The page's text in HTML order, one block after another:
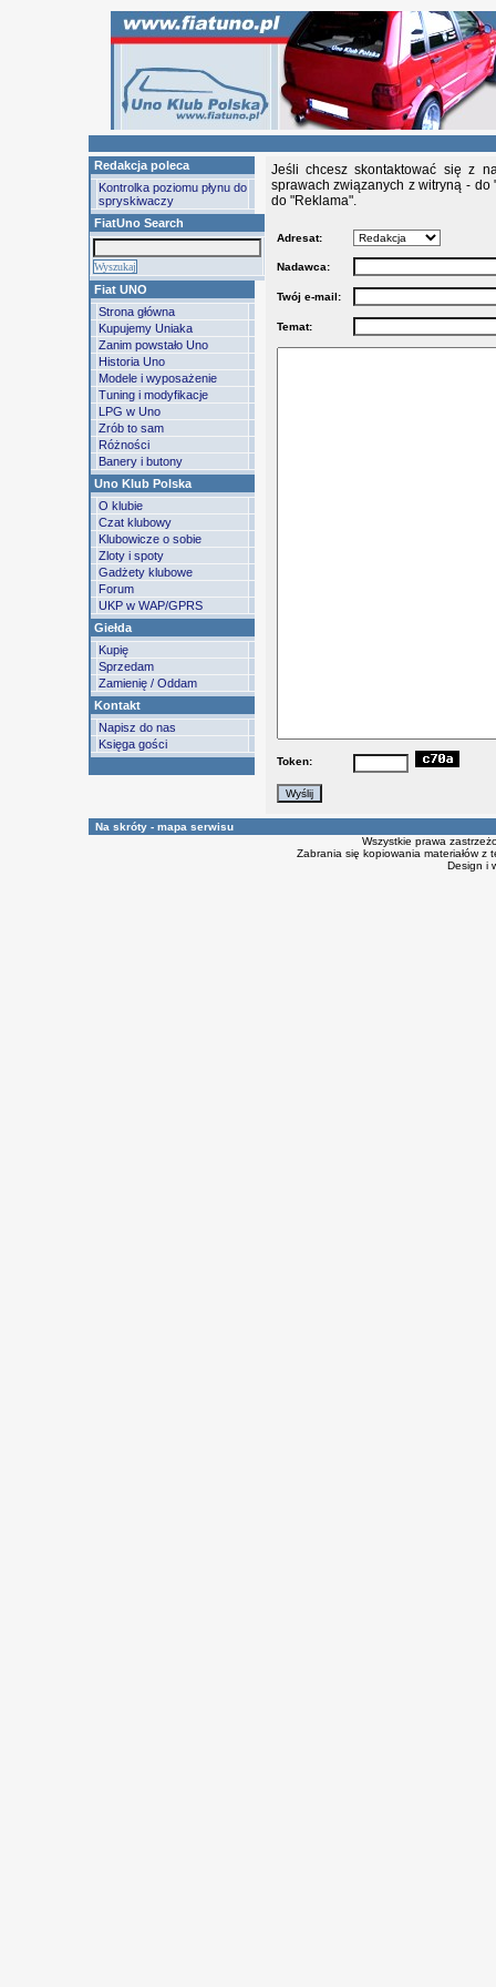
Redakcja poleca
Kontrolka poziomu płynu do
spryskiwaczy
FiatUno Search
Fiat UNO
Strona główna
Kupujemy Uniaka
Zanim powstało Uno
Historia Uno
Modele i wyposażenie
Tuning i modyfikacje
LPG w Uno
Zrób to sam
Różności
Banery i butony
Uno Klub Polska
O klubie
Czat klubowy
Klubowicze o sobie
Zloty i spoty
Gadżety klubowe
Forum
UKP w WAP/GPRS
Giełda
Kupię
Sprzedam
Zamienię / Oddam
Kontakt
Napisz do nas
Księga gości
Jeśli chcesz skontaktować się z
sprawach związanych z witryną - do
do "Reklama".
Adresat:
Nadawca:
Twój e-mail:
Temat:
Token:
Na skróty - mapa serwisu
Wszystkie prawa
Zabrania się kopiowania materiałów
Design i